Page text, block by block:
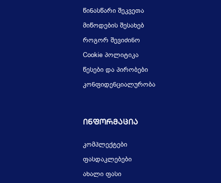
წინასწარი შეკვეთა
მიწოდების შესახებ
როგორ შევიძინო
Cookie პოლიტიკა
წესები და პირობები
კონფიდენციალურობა
Ინფორმაცია
კომპლექტები
ფასდაკლებები
ახალი ფასი